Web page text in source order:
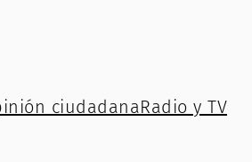
ciudadanaRadio y TV